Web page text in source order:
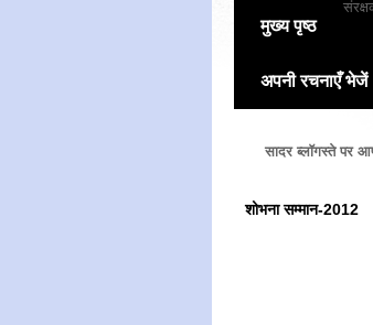
मुख्य पृष्ठ
अपनी रचनाएँ भेजें
सादर ब्लॉगस्ते पर आपका स्वागत है
शोभना सम्मान-2012